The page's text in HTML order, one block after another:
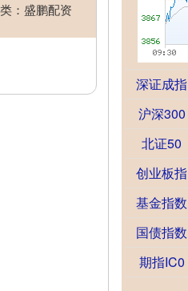
： 盛鹏配资
深证成指
沪深300
北证50
创业板指
基金指数
国债指数
期指IC0